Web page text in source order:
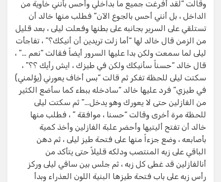
وقالت “لقد أفرغت جميع ما بداخلي وأحس بأنني خاوية من
الداخل ، بل أنني أحس بالجوع الآن” فطلب منها خالد أن
تستلقي على السرير بجانبه على بطنها وفعلت ليلى ، بعد قليل
من الزمن قال خالد لها “أما زلت تريدين أن أنيكك؟” ، تفاجأت
ليلى لما سمعت ولكن بدا عليها السرور أيضاً فقالت “نعم …” ،
قال خالد “حسناً سأنيكك ولكن في طيزك ، ايش رأيك ؟؟” ،
سكتت ليلى للحظة تفكر ثم قالت “بس أخاف يعورني (يؤلمني)
في طيزي” فرد عليها خالد “سادخله ببطء كما سأضع الكثير
من الفازلين حتى لا يعورك وهو يدخل…” ثم سكتت ليلى
للحظة مرة أخرى وقالت “حسنا ، موافقة ” ، فطلب منها
خالد أن تفتح أليتيها وأحضر علبة الفازلين وأخذ كمية
بأصابعه ، وضع جزءاً منها على فتحة طيز ليلى ، ثم دهن
الباقي على زبه المنتصب ودلكه قليلاً حتى يتأكد من
أنالفازلين قد غطى كل زبه ، ثم جلس بين ساقي ليلى وركز
رأس زبه على باب فتحة طيزها البنية اللون العذراء وبدأ